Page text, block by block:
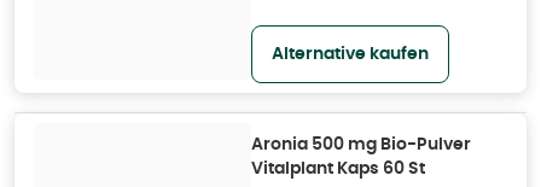
Alternative kaufen
Aronia 500 mg Bio-Pulver
Vitalplant Kaps 60 St